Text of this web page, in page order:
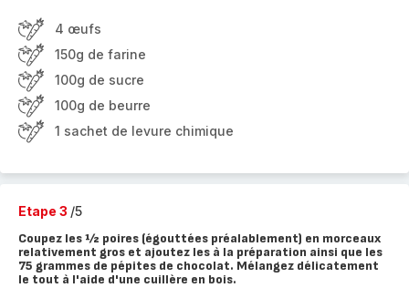
4 œufs
150g de farine
100g de sucre
100g de beurre
1 sachet de levure chimique
Etape 3 /5
Coupez les ½ poires (égouttées préalablement) en morceaux
relativement gros et ajoutez les à la préparation ainsi que les
75 grammes de pépites de chocolat. Mélangez délicatement
le tout à l'aide d'une cuillère en bois.